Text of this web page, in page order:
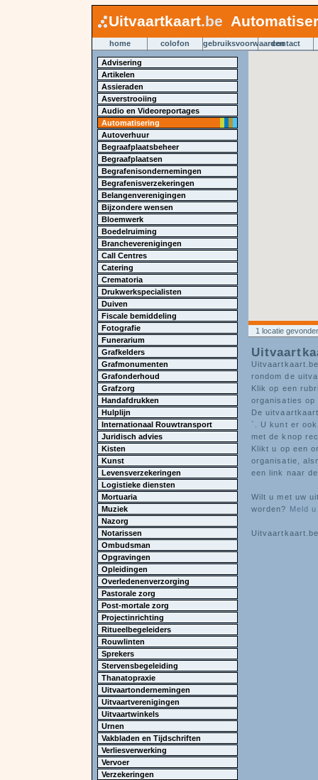
Uitvaartkaart.be
home colofon gebruiksvoorwaardencontact
Advisering
Artikelen
Assieraden
Asverstrooiing
Audio en Videoreportages
Automatisering
Autoverhuur
Begraafplaatsbeheer
Begraafplaatsen
Begrafenisondernemingen
Begrafenisverzekeringen
Belangenverenigingen
Bijzondere wensen
Bloemwerk
Boedelruiming
Brancheverenigingen
Call Centres
Catering
Crematoria
Drukwerkspecialisten
Duiven
Fiscale bemiddeling
Fotografie
Funerarium
Grafkelders
Grafmonumenten
Grafonderhoud
Grafzorg
Handafdrukken
Hulplijn
Internationaal Rouwtransport
Juridisch advies
Kisten
Kunst
Levensverzekeringen
Logistieke diensten
Mortuaria
Muziek
Nazorg
Notarissen
Ombudsman
Opgravingen
Opleidingen
Overledenenverzorging
Pastorale zorg
Post-mortale zorg
Projectinrichting
Ritueelbegeleiders
Rouwlinten
Sprekers
Stervensbegeleiding
Thanatopraxie
Uitvaartondernemingen
Uitvaartverenigingen
Uitvaartwinkels
Urnen
Vakbladen en Tijdschriften
Verliesverwerking
Vervoer
Verzekeringen
1 locatie
rondom de
Klik op een
organisaties
De
`. U kunt er
met de knop
Klikt u op een
organisatie,
een link naar
Wilt u met uw
worden? Meld